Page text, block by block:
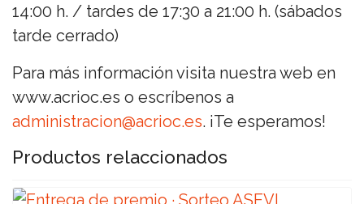
14:00 h. / tardes de 17:30 a 21:00 h. (sábados
tarde cerrado)
Para más información visita nuestra web en
www.acrioc.es o escríbenos a
administracion@acrioc.es. ¡Te esperamos!
Productos relaccionados